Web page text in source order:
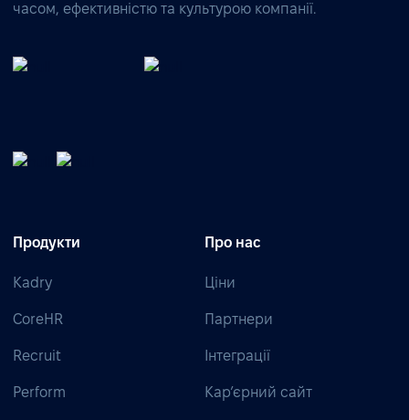
часом, ефективністю та культурою компанії.
Продукти
Kadry
CoreHR
Recruit
Perform
Про нас
Ціни
Партнери
Інтеграції
Кар’єрний сайт